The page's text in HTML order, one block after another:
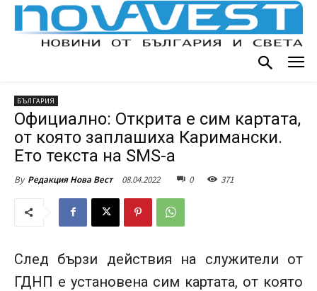
БЪЛГАРИЯ
Официално: Открита е сим картата,
от която заплашиха Каримански.
Ето текста на SMS-a
By Редакция Нова Вест 08.04.2022 0 371
След бързи действия на служители от
ГДНП е установена сим картата, от която